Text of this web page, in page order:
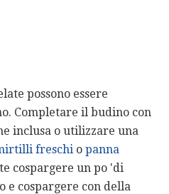
possono essere
Completare il budino con
inclusa o utilizzare una
freschi o panna
cospargere un po 'di
e cospargere con della